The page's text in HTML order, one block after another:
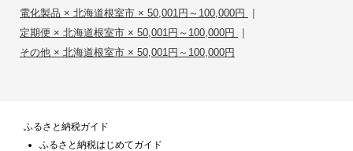
電化製品 × 北海道根室市 × 50,001円～100,000円 |
定期便 × 北海道根室市 × 50,001円～100,000円 |
その他 × 北海道根室市 × 50,001円～100,000円
ふるさと納税ガイド
ふるさと納税はじめてガイド